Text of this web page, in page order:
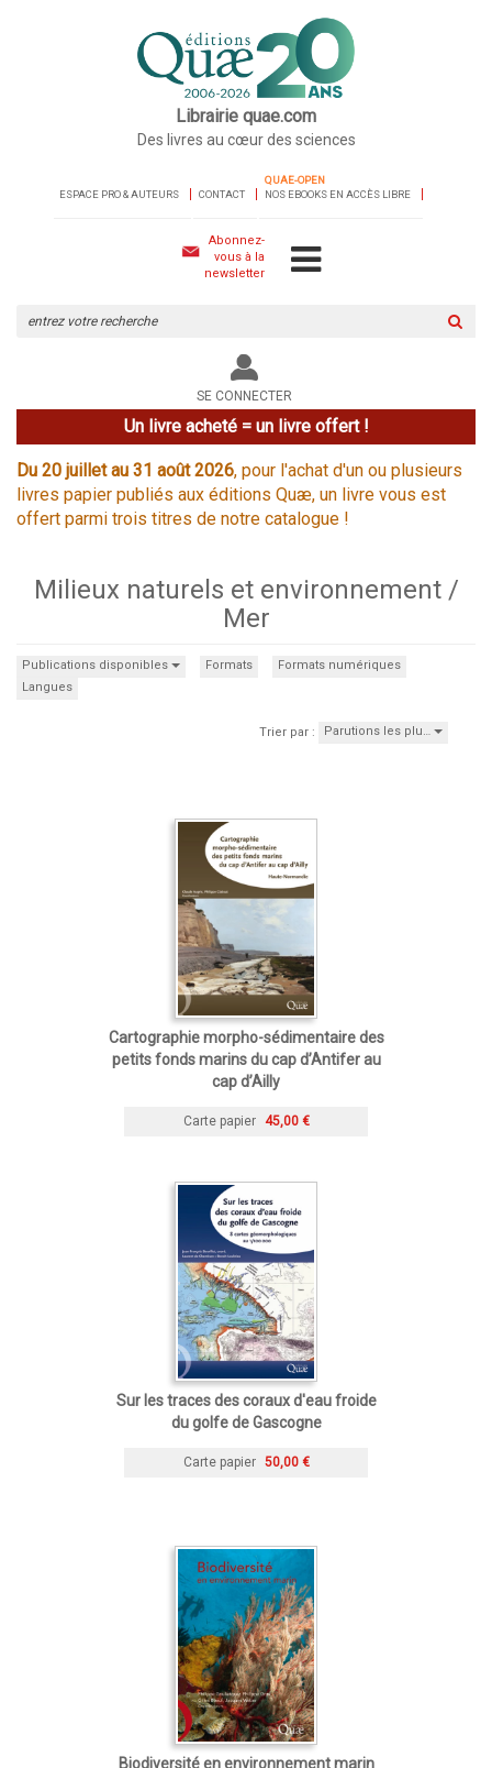
Librairie quae.com
Des livres au cœur des sciences
ESPACE PRO & AUTEURS CONTACT
QUAE-OPEN
NOS EBOOKS EN ACCÈS LIBRE
Abonnez-
vous à la
newsletter
le
site
SE CONNECTER
Un livre acheté = un livre offert !
Du 20 juillet au 31 août 2026, pour l'achat d'un ou plusieurs
livres papier publiés aux éditions Quæ, un livre vous est
offert parmi trois titres de notre catalogue !
Milieux naturels et environnement /
Mer
Publications disponibles Formats
Formats numériques
Langues
Trier par : Parutions les plu…
Cartographie morpho-sédimentaire des
petits fonds marins du cap d’Antifer au
cap d’Ailly
Carte papier 45,00 €
Sur les traces des coraux d'eau froide
du golfe de Gascogne
Carte papier 50,00 €
Biodiversité en environnement marin